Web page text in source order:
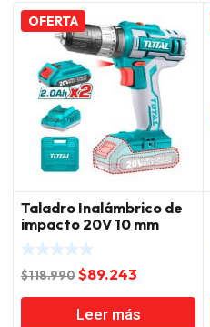
OFERTA
Taladro Inalámbrico de
impacto 20V 10 mm
45NM Litio Ion Total
$118.990El
precio
original
$89.243
precio
actual
Leer más